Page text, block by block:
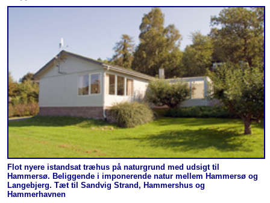
Flot nyere istandsat træhus på naturgrund med udsigt til
Hammersø. Beliggende i imponerende natur mellem Hammersø og
Langebjerg. Tæt til Sandvig Strand, Hammershus og
Hammerhavnen